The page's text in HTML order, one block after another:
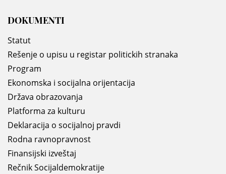
DOKUMENTI
Statut
Rešenje o upisu u registar politickih stranaka
Program
Ekonomska i socijalna orijentacija
Država obrazovanja
Platforma za kulturu
Deklaracija o socijalnoj pravdi
Rodna ravnopravnost
Finansijski izveštaj
Rečnik Socijaldemokratije